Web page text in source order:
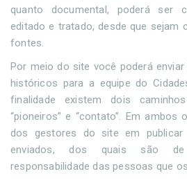
quanto documental, poderá ser
editado e tratado, desde que sejam
fontes.
Por meio do site você poderá
históricos para a equipe do
finalidade existem dois
“pioneiros” e “contato”. Em
dos gestores do site em
enviados, dos quais são
responsabilidade das pessoas que